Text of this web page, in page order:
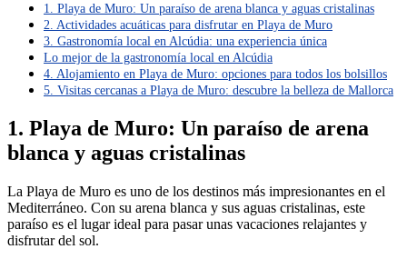
1. Playa de Muro: Un paraíso de arena blanca y aguas cristalinas
2. Actividades acuáticas para disfrutar en Playa de Muro
3. Gastronomía local en Alcúdia: una experiencia única
Lo mejor de la gastronomía local en Alcúdia
4. Alojamiento en Playa de Muro: opciones para todos los bolsillos
5. Visitas cercanas a Playa de Muro: descubre la belleza de Mallorca
1. Playa de Muro: Un paraíso de arena
blanca y aguas cristalinas
La Playa de Muro es uno de los destinos más impresionantes en el
Mediterráneo. Con su arena blanca y sus aguas cristalinas, este
paraíso es el lugar ideal para pasar unas vacaciones relajantes y
disfrutar del sol.